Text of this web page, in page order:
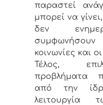
παραστεί
μπορεί να
δεν
κοινωνίες και
Τέλος,
προβλήματα
από την
λειτουργία